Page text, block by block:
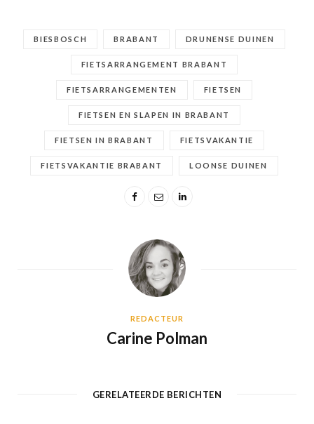
BIESBOSCH BRABANT DRUNENSE DUINEN
FIETSARRANGEMENT BRABANT
FIETSARRANGEMENTEN FIETSEN
FIETSEN EN SLAPEN IN BRABANT
FIETSEN IN BRABANT FIETSVAKANTIE
FIETSVAKANTIE BRABANT LOONSE DUINEN
REDACTEUR
Carine Polman
GERELATEERDE BERICHTEN